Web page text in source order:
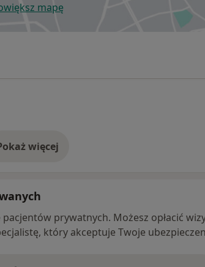
mapę
otwiera się w nowej karcie
więcej
o adresie
prywatnych. Możesz opłacić
który akceptuje Twoje